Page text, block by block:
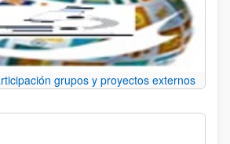
grupos y proyectos externos